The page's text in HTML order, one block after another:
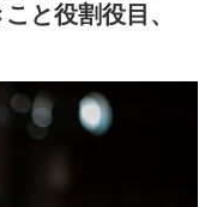
と役割役目、